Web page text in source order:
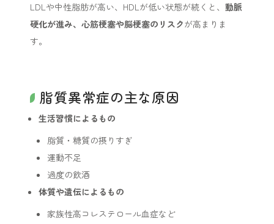
LDLや中性脂肪が高い、HDLが低い状態が続くと、動脈
硬化が進み、心筋梗塞や脳梗塞のリスクが高まりま
す。
脂質異常症の主な原因
生活習慣によるもの
脂質・糖質の摂りすぎ
運動不足
過度の飲酒
体質や遺伝によるもの
家族性高コレステロール血症など